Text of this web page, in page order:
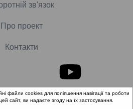
зв'язок
Про проект
Контакти
медицини». Всі права
файли cookies для поліпшення навігації та роботи
сайт, ви надаєте згоду на їх застосування.